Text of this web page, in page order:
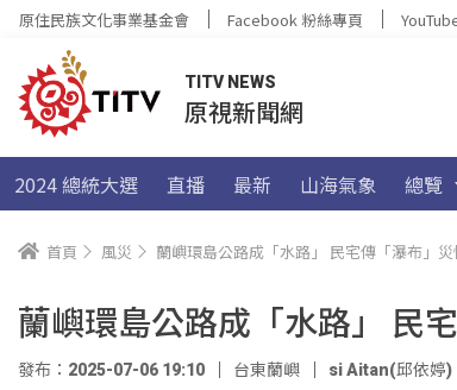
原住民族文化事業基金會 Facebook 粉絲專頁
TITV NEWS
原視新聞網
2024 總統大選 直播 最新 山海氣象 總覽
首頁 風災 蘭嶼環島公路成「水路」 民宅傳「瀑布」災
蘭嶼環島公路成「水路」 民
發布：2025-07-06 19:10 台東蘭嶼 si Aitan(邱依婷)